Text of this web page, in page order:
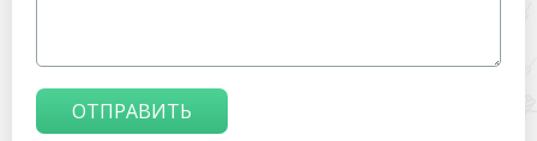
ОТПРАВИТЬ